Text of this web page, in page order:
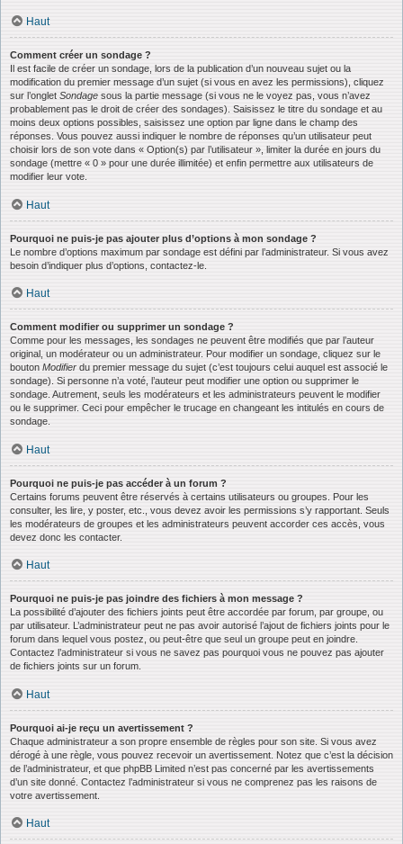
Haut
Comment créer un sondage ?
Il est facile de créer un sondage, lors de la publication d’un nouveau sujet ou la
modification du premier message d’un sujet (si vous en avez les permissions), cliquez
sur l’onglet Sondage sous la partie message (si vous ne le voyez pas, vous n’avez
probablement pas le droit de créer des sondages). Saisissez le titre du sondage et au
moins deux options possibles, saisissez une option par ligne dans le champ des
réponses. Vous pouvez aussi indiquer le nombre de réponses qu’un utilisateur peut
choisir lors de son vote dans « Option(s) par l’utilisateur », limiter la durée en jours du
sondage (mettre « 0 » pour une durée illimitée) et enfin permettre aux utilisateurs de
modifier leur vote.
Haut
Pourquoi ne puis-je pas ajouter plus d’options à mon sondage ?
Le nombre d’options maximum par sondage est défini par l’administrateur. Si vous avez
besoin d’indiquer plus d’options, contactez-le.
Haut
Comment modifier ou supprimer un sondage ?
Comme pour les messages, les sondages ne peuvent être modifiés que par l’auteur
original, un modérateur ou un administrateur. Pour modifier un sondage, cliquez sur le
bouton Modifier du premier message du sujet (c’est toujours celui auquel est associé le
sondage). Si personne n’a voté, l’auteur peut modifier une option ou supprimer le
sondage. Autrement, seuls les modérateurs et les administrateurs peuvent le modifier
ou le supprimer. Ceci pour empêcher le trucage en changeant les intitulés en cours de
sondage.
Haut
Pourquoi ne puis-je pas accéder à un forum ?
Certains forums peuvent être réservés à certains utilisateurs ou groupes. Pour les
consulter, les lire, y poster, etc., vous devez avoir les permissions s’y rapportant. Seuls
les modérateurs de groupes et les administrateurs peuvent accorder ces accès, vous
devez donc les contacter.
Haut
Pourquoi ne puis-je pas joindre des fichiers à mon message ?
La possibilité d’ajouter des fichiers joints peut être accordée par forum, par groupe, ou
par utilisateur. L’administrateur peut ne pas avoir autorisé l’ajout de fichiers joints pour le
forum dans lequel vous postez, ou peut-être que seul un groupe peut en joindre.
Contactez l’administrateur si vous ne savez pas pourquoi vous ne pouvez pas ajouter
de fichiers joints sur un forum.
Haut
Pourquoi ai-je reçu un avertissement ?
Chaque administrateur a son propre ensemble de règles pour son site. Si vous avez
dérogé à une règle, vous pouvez recevoir un avertissement. Notez que c’est la décision
de l’administrateur, et que phpBB Limited n’est pas concerné par les avertissements
d’un site donné. Contactez l’administrateur si vous ne comprenez pas les raisons de
votre avertissement.
Haut